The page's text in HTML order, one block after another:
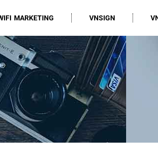
MARKETING VNSIGN